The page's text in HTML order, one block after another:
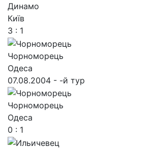
Динамо
Київ
3 : 1
Чорноморець
Одеса
07.08.2004 - -й тур
Чорноморець
Одеса
0 : 1